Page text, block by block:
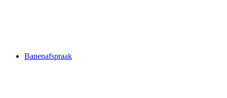
Banenafspraak